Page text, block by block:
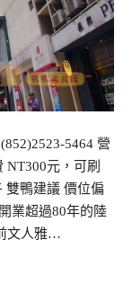
5464 營
NT300元，可刷
雙鴨建議 價位偏
業超過80年的陸
文人雅…